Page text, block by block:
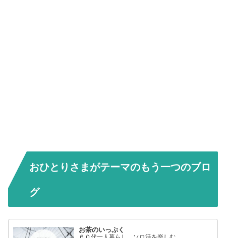
おひとりさまがテーマのもう一つのブロ
グ
お茶のいっぷく